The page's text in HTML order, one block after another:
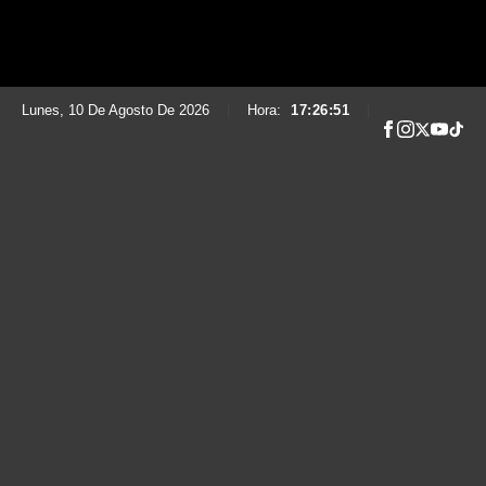
Lunes, 10 De Agosto De 2026 Hora: 17:26:52